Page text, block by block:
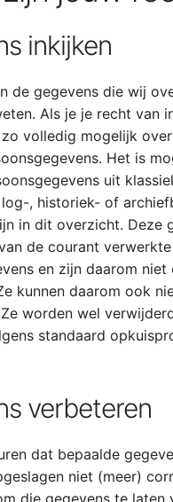
inkijken
de gegevens die wij
Als je je recht van
volledig mogelijk
Het is
uit
, historiek- of
in dit overzicht. Deze
de courant verwerkte
en zijn daarom niet
kunnen daarom ook
worden wel
standaard
verbeteren
dat bepaalde
niet (meer)
die gegevens te laten